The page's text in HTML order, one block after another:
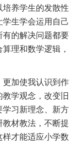
养学生的发散性
生学会运用自己
有的解决问题都要
理和数学逻辑，
加使我认识到作
学观念，改变旧
学习新理念、新方
材教法，不断提
才能适应小学数